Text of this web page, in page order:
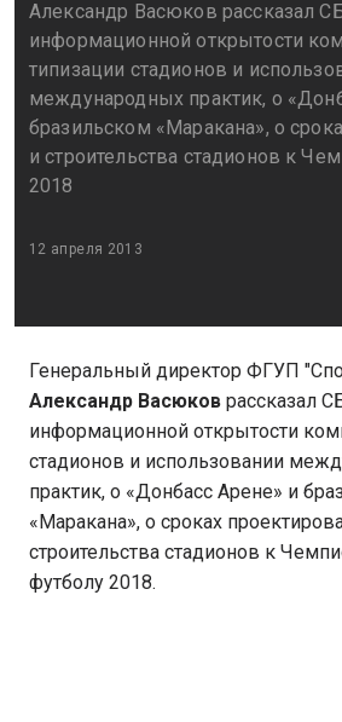
Александр Васюков рассказал
информационной открытости
типизации стадионов и
международных практик, о
бразильском «Маракана», о
и строительства стадионов к
2018
12 апреля 2013
Генеральный директор ФГУП
Александр Васюков рассказал
информационной открытости
стадионов и использовании
практик, о «Донбасс Арене» и
«Маракана», о сроках
строительства стадионов к
футболу 2018.